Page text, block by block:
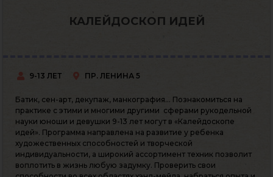
КАЛЕЙДОСКОП ИДЕЙ
9-13 ЛЕТ ПР. ЛЕНИНА 5
Батик, сен-арт, декупаж, манкография… Познакомиться на
практике с этими и многими другими сферами рукодельной
науки юноши и девушки 9-13 лет могут в «Калейдоскопе
идей». Программа направлена на развитие у ребенка
художественных способностей и творческой
индивидуальности, а широкий ассортимент техник позволит
воплотить в жизнь любую задумку. Проверить свои